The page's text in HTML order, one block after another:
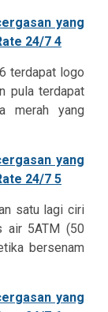
terdapat logo
pula terdapat
merah yang
satu lagi ciri
air 5ATM (50
bersenam